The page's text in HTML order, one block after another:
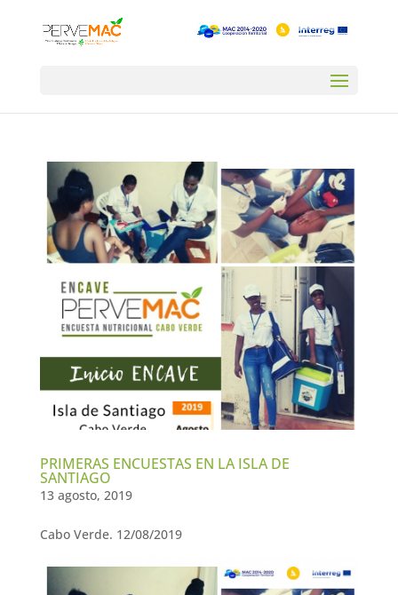
PRIMERAS ENCUESTAS EN LA ISLA DE
SANTIAGO
13 agosto, 2019
Cabo Verde. 12/08/2019